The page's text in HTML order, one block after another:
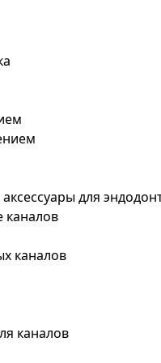
для
каналов
каналов
каналов